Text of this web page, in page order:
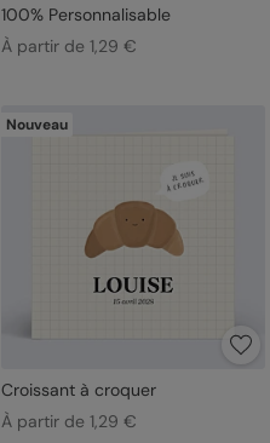
100% Personnalisable
À partir de 1,29 €
Nouveau
Croissant à croquer
À partir de 1,29 €